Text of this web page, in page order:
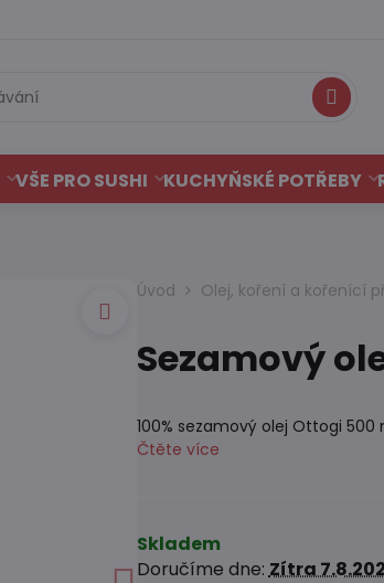
Hledat
VŠE PRO SUSHI KUCHYŇSKÉ POTŘEBY
Úvod Olej, koření a kořenící
Sezamový
100% sezamový olej Ottogi 500
Čtěte více
Skladem
Doručíme dne:Zítra